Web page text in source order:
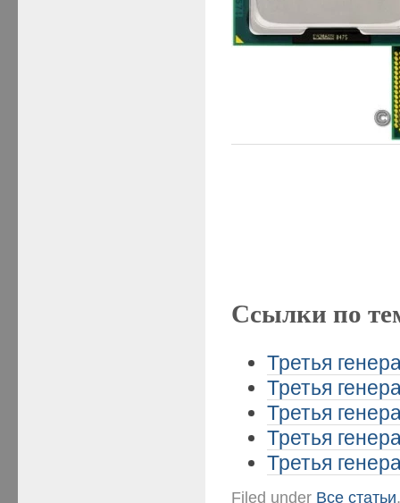
Ссылки по
Третья
Третья
Третья
Третья
Третья
Filed under Все статьи